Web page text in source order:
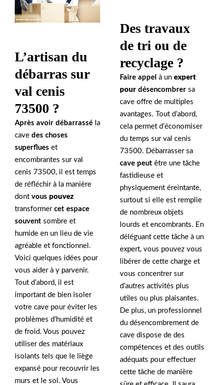
L’artisan du
débarras sur
val cenis
73500 ?
Après avoir débarrassé la
cave des choses
superflues et
encombrantes sur val
cenis 73500, il est temps
de réfléchir à la manière
dont vous pouvez
transformer cet espace
souvent sombre et
humide en un lieu de vie
agréable et fonctionnel.
Voici quelques idées pour
vous aider à y parvenir.
Tout d’abord, il est
important de bien isoler
votre cave pour éviter les
problèmes d’humidité et
de froid. Vous pouvez
utiliser des matériaux
isolants tels que le liège
expansé pour recouvrir les
murs et le sol. Vous
Des travaux
de tri ou de
recyclage ?
Faire appel à un expert
pour désencombrer sa
cave offre de multiples
avantages. Tout d’abord,
cela permet d’économiser
du temps sur val cenis
73500. Débarrasser sa
cave peut être une tâche
fastidieuse et
physiquement éreintante,
surtout si elle est remplie
de nombreux objets
lourds et encombrants. En
déléguant cette tâche à un
expert, vous pouvez vous
libérer de cette charge et
vous concentrer sur
d’autres activités plus
utiles ou plus plaisantes.
De plus, un professionnel
du désencombrement de
cave dispose de des
compétences et des outils
adéquats pour effectuer
cette tâche de manière